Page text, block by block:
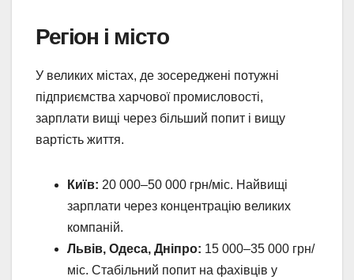
Регіон і місто
У великих містах, де зосереджені потужні
підприємства харчової промисловості,
зарплати вищі через більший попит і вищу
вартість життя.
Київ: 20 000–50 000 грн/міс. Найвищі
зарплати через концентрацію великих
компаній.
Львів, Одеса, Дніпро: 15 000–35 000 грн/
міс. Стабільний попит на фахівців у